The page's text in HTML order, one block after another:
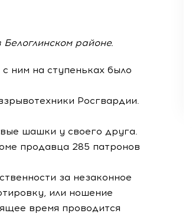
районе.
ним на ступеньках было
Росгвардии.
шашки у своего друга.
продавца 285 патронов
за незаконное
или ношение
время проводится